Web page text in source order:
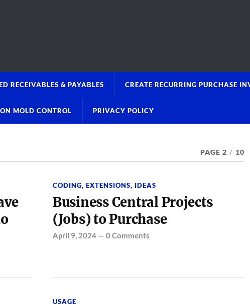
RECEIVABLES & PAYABLES CREATE RECURRING PURCHASE
MOLD CONTROL PRIVACY POLICY
PAGE 2 / 10
CODING, EXTENSIONS, IDEAS
Business Central Projects
(Jobs) to Purchase
April 9, 2024— 0 Comments
USAGE